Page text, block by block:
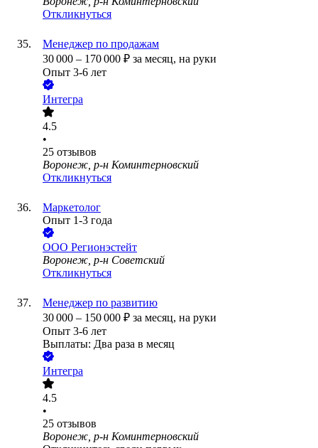
Откликнуться
Менеджер по продажам
30 000 – 170 000 ₽ за месяц, на руки
Опыт 3-6 лет
Интегра
4.5
•
25 отзывов
Воронеж, р-н Коминтерновский
Откликнуться
Маркетолог
Опыт 1-3 года
ООО Регионэстейт
Воронеж, р-н Советский
Откликнуться
Менеджер по развитию
30 000 – 150 000 ₽ за месяц, на руки
Опыт 3-6 лет
Выплаты: Два раза в месяц
Интегра
4.5
•
25 отзывов
Воронеж, р-н Коминтерновский